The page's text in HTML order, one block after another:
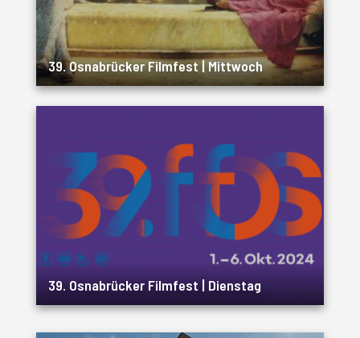
39. Osnabrücker Filmfest | Mittwoch
39. Osnabrücker Filmfest | Dienstag